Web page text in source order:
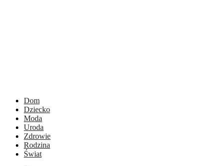
Dom
Dziecko
Moda
Uroda
Zdrowie
Rodzina
Świat